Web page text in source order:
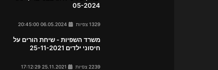
05-2024
1329 צפיות
משרד השפיות - שיחת הורים על
חיסוני ילדים 25-11-2021
2239 צפיות